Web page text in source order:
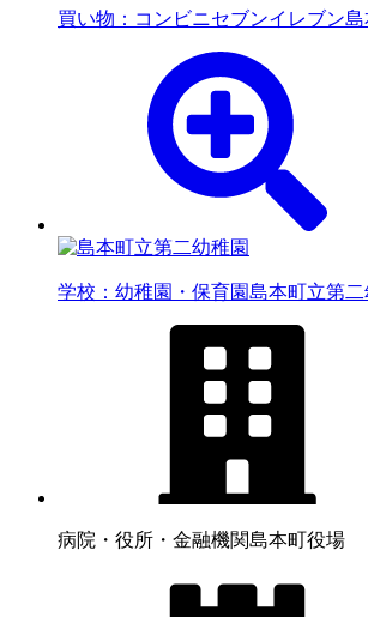
買い物：コンビニセブンイレブン
学校：幼稚園・保育園島本町立第二
病院・役所・金融機関島本町役場